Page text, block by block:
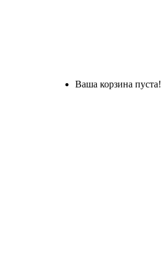
Ваша корзина пуста!